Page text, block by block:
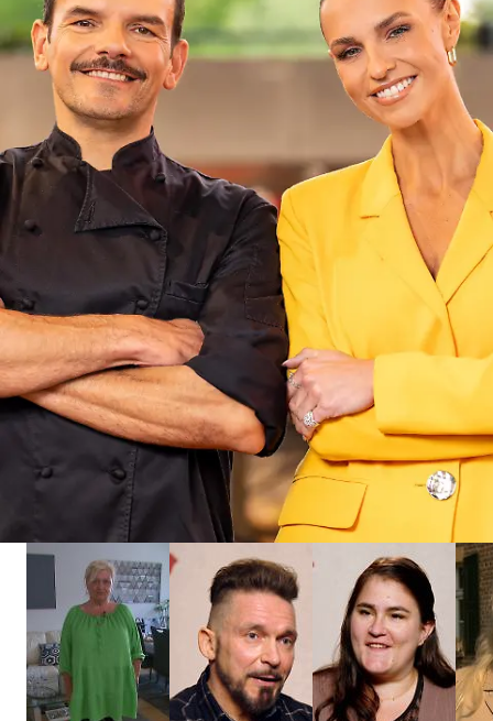
Grill den Henssler
Grill den Henssler Sommer-Special:
Sommer, Sonne, Steffen Henssler